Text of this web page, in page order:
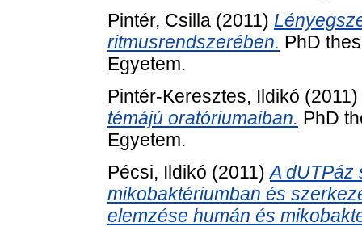
Pintér, Csilla (2011)
ritmusrendszerében. PhD
Egyetem.
Pintér-Keresztes, Ildikó (2011)
témájú oratóriumaiban. PhD
Egyetem.
Pécsi, Ildikó (2011)A dUTPáz
mikobaktériumban és
elemzése humán és